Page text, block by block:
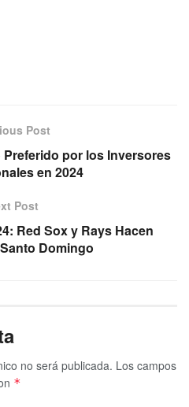
Post
por los Inversores
en 2024
Post
Red Sox y Rays Hacen
Domingo
no será publicada. Los campos
*